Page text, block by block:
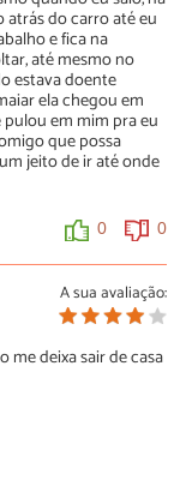
atrás do carro até eu
e fica na
até mesmo no
estava doente
ela chegou em
em mim pra eu
que possa
jeito de ir até onde
0 0
A sua avaliação:
me deixa sair de casa